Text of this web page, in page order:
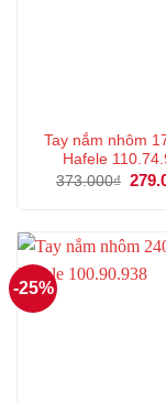
Tay nắm nhôm
Hafele
373.000₫ Giá
-25%